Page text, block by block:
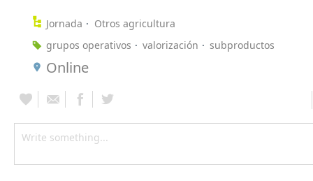
Jornada
Otros agricultura
grupos operativos
valorización subproductos
Online